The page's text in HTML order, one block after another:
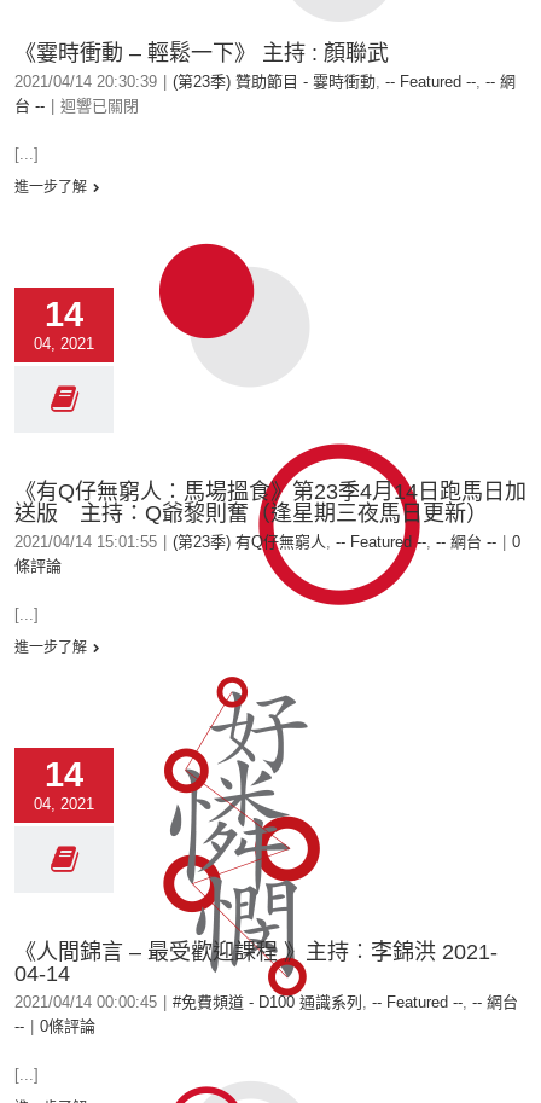
《霎時衝動 – 輕鬆一下》 主持 : 顏聯武
2021/04/14 20:30:39 (第23季) 贊助節目 - 霎時衝動, -- Featured --, -- 網
台 --
迴響已關閉
[...]
進一步了解
14
04, 2021
《有Q仔無窮人︰馬場搵食》第23季4月14日跑馬日加
送版 主持：Q爺黎則奮（逢星期三夜馬日更新）
2021/04/14 15:01:55 (第23季) 有Q仔無窮人, -- Featured --, -- 網台 --
0
條評論
[...]
進一步了解
14
04, 2021
《人間錦言 – 最受歡迎課程 》主持︰李錦洪 2021-
04-14
2021/04/14 00:00:45 #免費頻道 - D100 通識系列 , -- Featured --, -- 網台
--
0條評論
[...]